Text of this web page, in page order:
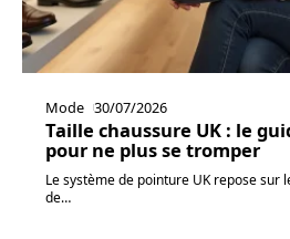
Mode 30/07/2026
Taille chaussure UK : le
pour ne plus se tromper
Le système de pointure UK repose sur
de…